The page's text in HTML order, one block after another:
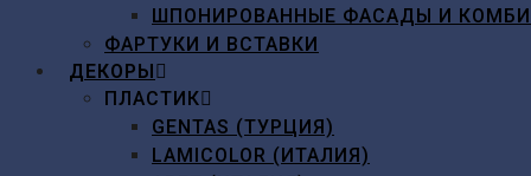
ШПОНИРОВАННЫЕ ФАСАДЫ И
ФАРТУКИ И ВСТАВКИ
ДЕКОРЫ
ПЛАСТИК
GENTAS (ТУРЦИЯ)
LAMICOLOR (ИТАЛИЯ)